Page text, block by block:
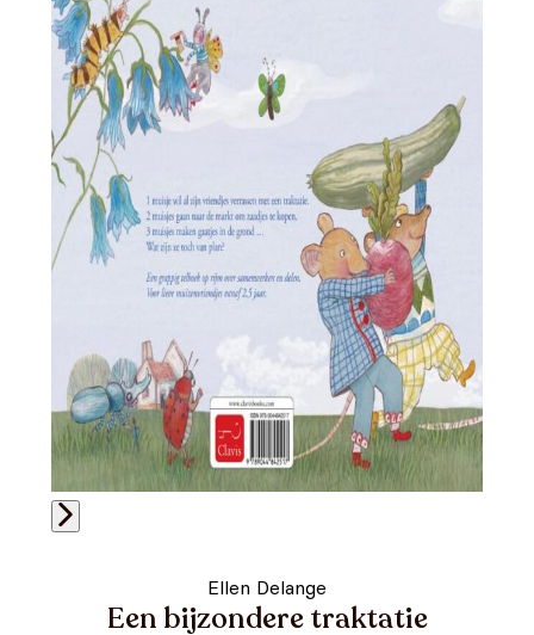
Ellen Delange
Een bijzondere traktatie